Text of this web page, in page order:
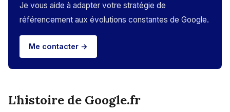
L'histoire de Google.fr
Je vous aide à adapter votre stratégie de
référencement aux évolutions constantes de Google.
Me contacter →